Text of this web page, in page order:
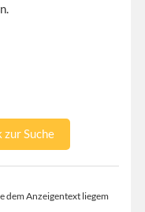
zur Suche
dem Anzeigentext liegem